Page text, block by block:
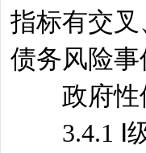
指标有交
债务风险
政府性债
3.4.1 Ⅰ级